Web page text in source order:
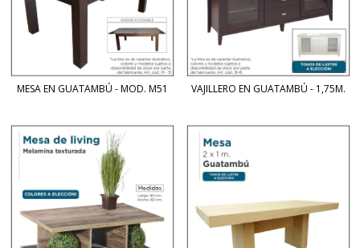
MESA EN GUATAMBÚ - MOD. M51 VAJILLERO EN GUATAMBÚ - 1,75M.